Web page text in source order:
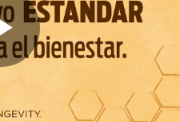
Play